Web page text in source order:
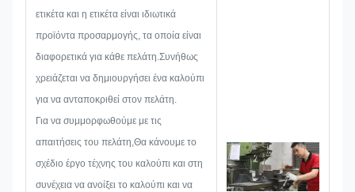
εξετάσουμε όλα τα πιθανά
ζητήματα που μπορεί να
ετικέτα και η ετικέτα είναι ιδιωτικά
προϊόντα προσαρμογής, τα οποία είναι
διαφορετικά για κάθε πελάτη.Συνήθως
χρειάζεται να δημιουργήσει ένα καλούπι
για να ανταποκριθεί στον πελάτη.
Για να συμμορφωθούμε με τις
απαιτήσεις του πελάτη,Θα κάνουμε το
σχέδιο έργο τέχνης του καλούπι και στη
συνέχεια να ανοίξει το καλούπι και να